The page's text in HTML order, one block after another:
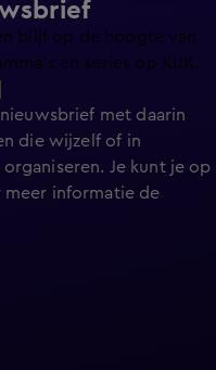
blijf op de hoogte van
en series op KIJK.
met daarin
die wijzelf of in
Je kunt je op
informatie de